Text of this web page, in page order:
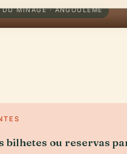
MINAGE · ANGOULÊME
bilhetes ou reservas